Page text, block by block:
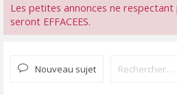
Les petites annonces ne respectant
seront EFFACEES.
Nouveau sujet